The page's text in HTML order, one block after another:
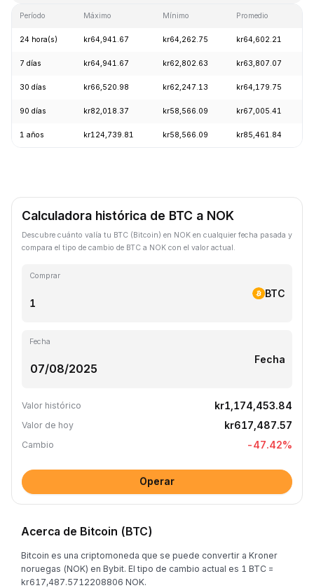
Período Máximo Mínimo Promedio
24 hora(s) kr64,941.67 kr64,262.75 kr64,602.21
7 días kr64,941.67 kr62,802.63 kr63,807.07
30 días kr66,520.98 kr62,247.13 kr64,179.75
90 días kr82,018.37 kr58,566.09 kr67,005.41
1 años kr124,739.81 kr58,566.09 kr85,461.84
Calculadora histórica de BTC a NOK
Descubre cuánto valía tu BTC (Bitcoin) en NOK en cualquier fecha pasada y
compara el tipo de cambio de BTC a NOK con el valor actual.
Comprar
BTC
Fecha
Fecha
Valor histórico kr1,174,453.84
Valor de hoy kr617,487.57
Cambio -47.42%
Operar
Acerca de Bitcoin (BTC)
Bitcoin es una criptomoneda que se puede convertir a Kroner
noruegas (NOK) en Bybit. El tipo de cambio actual es 1 BTC =
kr617,487.5712208806 NOK.